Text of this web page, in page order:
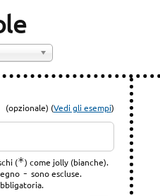
(opzionale) (Vedi gli esempi)
(*) come jolly (bianche).
- sono escluse.